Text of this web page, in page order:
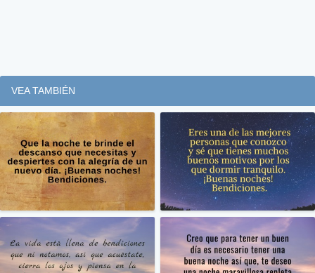
VEA TAMBIÉN